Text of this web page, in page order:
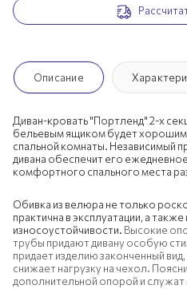
Описание
Диван-кровать "Портленд" 2-х
бельевым ящиком будет хорошим
спальной комнаты. Независимый
дивана обеспечит его
комфортного спального места
Обивка из велюра не только
практична в эксплуатации, а
износоустойчивости. Высокие
трубы придают дивану особую
придает изделию законченный
снижает нагрузку на чехол.
дополнительной опорой и